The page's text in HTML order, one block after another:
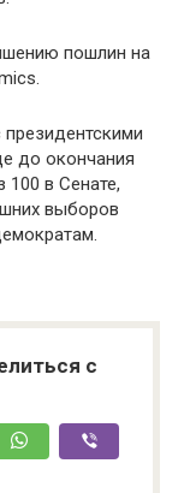
пошлин на
до окончания
100 в Сенате,
выборов
с